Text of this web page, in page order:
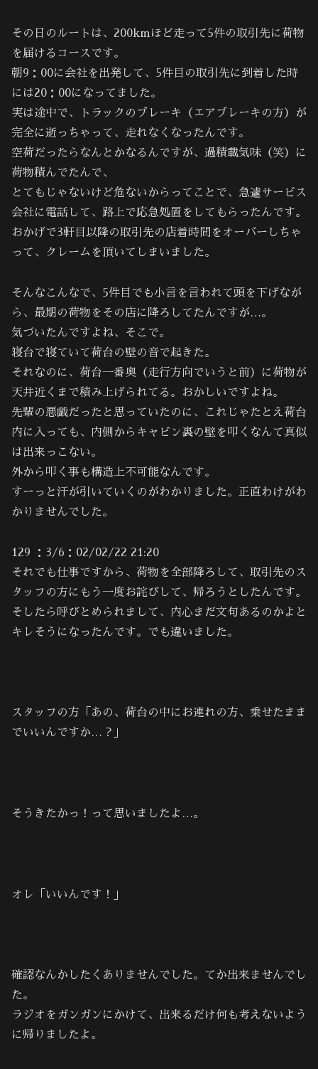
その日のルートは、200kmほど走って5件の取引先に荷物
を届けるコースです。
朝9：00に会社を出発して、5件目の取引先に到着した時
には20：00になってました。
実は途中で、トラックのブレーキ（エアブレーキの方）が
完全に逝っちゃって、走れなくなったんです。
空荷だったらなんとかなるんですが、過積載気味（笑）に
荷物積んでたんで、
とてもじゃないけど危ないからってことで、急遽サービス
会社に電話して、路上で応急処置をしてもらったんです。
おかげで3軒目以降の取引先の店着時間をオーバーしちゃ
って、クレームを頂いてしまいました。
そんなこんなで、5件目でも小言を言われて頭を下げなが
ら、最期の荷物をその店に降ろしてたんですが…。
気づいたんですよね、そこで。
寝台で寝ていて荷台の壁の音で起きた。
それなのに、荷台一番奥（走行方向でいうと前）に荷物が
天井近くまで積み上げられてる。おかしいですよね。
先輩の悪戯だったと思っていたのに、これじゃたとえ荷台
内に入っても、内側からキャビン裏の壁を叩くなんて真似
は出来っこない。
外から叩く事も構造上不可能なんです。
すーっと汗が引いていくのがわかりました。正直わけがわ
かりませんでした。
129 ：3/6：02/02/22 21:20
それでも仕事ですから、荷物を全部降ろして、取引先のス
タッフの方にもう一度お詫びして、帰ろうとしたんです。
そしたら呼びとめられまして、内心まだ文句あるのかよと
キレそうになったんです。でも違いました。
スタッフの方「あの、荷台の中にお連れの方、乗せたまま
でいいんですか…？」
そうきたかっ！って思いましたよ…。
オレ「いいんです！」
確認なんかしたくありませんでした。てか出来ませんでし
た。
ラジオをガンガンにかけて、出来るだけ何も考えないよう
に帰りましたよ。